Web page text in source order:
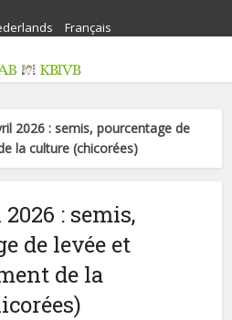
Français
2026 : semis, pourcentage de
la culture (chicorées)
: semis,
de levée et
de la